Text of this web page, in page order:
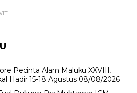
Pecinta Alam Maluku XXVIII,
Hadir 15-18 Agustus 08/08/2026